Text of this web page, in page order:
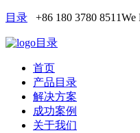
目录 +86 180 3780 8511We
目录
首页
产品目录
解决方案
成功案例
关于我们